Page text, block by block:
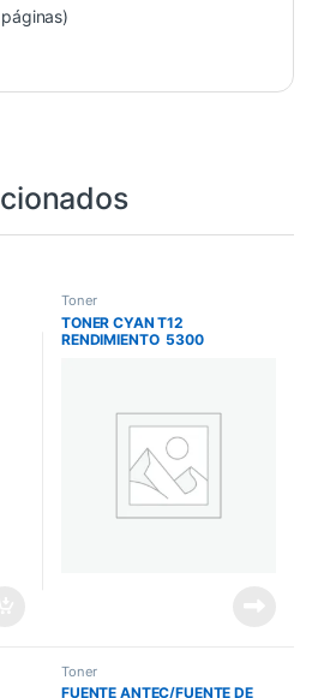
Toner
TONER CYAN T12
RENDIMIENTO 5300
Toner
FUENTE ANTEC/FUENTE DE